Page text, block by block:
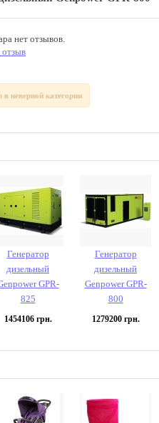
нет отзывов.
неверной категории
Генератор
дизельный
GPR-
825
1454106грн.
Генератор
дизельный
Genpower GPR-
800
1279200грн.